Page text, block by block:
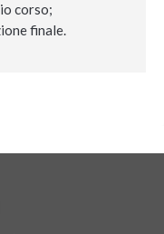
corso;
finale.